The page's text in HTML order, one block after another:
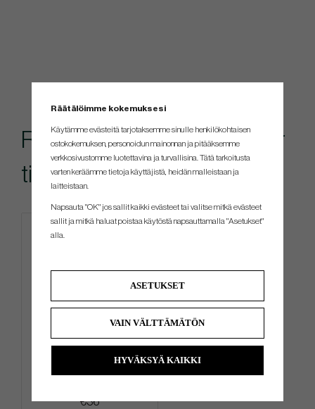
Rekommenderade tillbehör
till denna produkt
FootJoy Pure Touch - Golf
€36
Räätälöimme kokemuksesi
Käytämme evästeitä tarjotaksemme sinulle henkilökohtaisen
ostokokemuksen, personoidun mainonnan ja pitääksemme
verkkosivustomme luotettavina ja turvallisina. Tätä tarkoitusta
varten keräämme tietoja käyttäjistä, heidän malleistaan ​​ja
laitteistaan.
Napsauta "OK" jos sallit kaikki evästeet tai valitse mitkä evästeet
sallit ja mitkä haluat poistaa käytöstä napsauttamalla "Asetukset"
alla.
ASETUKSET
VAIN VÄLTTÄMÄTÖN
HYVÄKSYÄ KAIKKI